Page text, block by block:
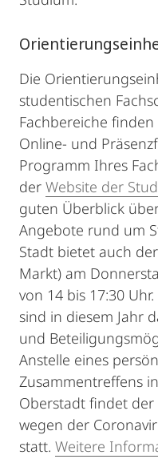
Die
studentischen
Fachbereiche
Online- und
Programm Ihres
der Website der
guten Überblick
Angebote rund um
Stadt bietet auch
Markt) am
von 14 bis 17:30
sind in diesem Jahr
und
Anstelle eines
Zusammentreffens
Oberstadt findet der
wegen der
statt. Weitere